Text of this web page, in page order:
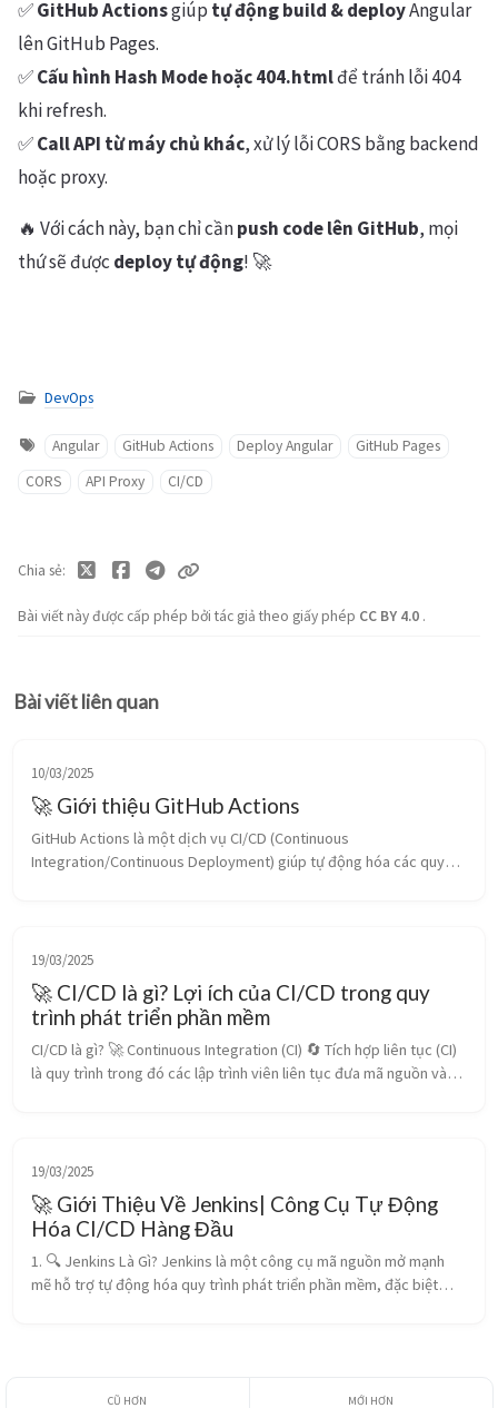
✅GitHub Actionsgiúp tự động build & deployAngular
lên GitHub Pages.
✅Cấu hình Hash Mode hoặc 404.htmlđể tránh lỗi 404
khi refresh.
✅Call API từ máy chủ khác, xử lý lỗi CORS bằng backend
hoặc proxy.
🔥 Với cách này, bạn chỉ cầnpush code lên GitHub, mọi
thứ sẽ được deploy tự động! 🚀
DevOps
Angular GitHub Actions Deploy Angular
GitHub Pages
CORS
API Proxy CI/CD
Bài viết này được cấp phép bởi tác giả theo giấy phép CC BY 4.0 .
Chia sẻ
Bài viết liên quan
10/03/2025
🚀 Giới thiệu GitHub Actions
GitHub Actions là một dịch vụ CI/CD (Continuous
Integration/Continuous Deployment) giúp tự động hóa các quy
19/03/2025
🚀 CI/CD là gì? Lợi ích của CI/CD trong quy
trình phát triển phần mềm
CI/CD là gì? 🚀 Continuous Integration (CI) 🔄 Tích hợp liên tục (CI)
là quy trình trong đó các lập trình viên liên tục đưa mã nguồn vào
19/03/2025
🚀 Giới Thiệu Về Jenkins| Công Cụ Tự Động
Hóa CI/CD Hàng Đầu
1. 🔍 Jenkins Là Gì? Jenkins là một công cụ mã nguồn mở mạnh
mẽ hỗ trợ tự động hóa quy trình phát triển phần mềm, đặc biệt